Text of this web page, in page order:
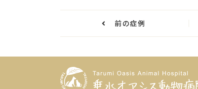
前の症例